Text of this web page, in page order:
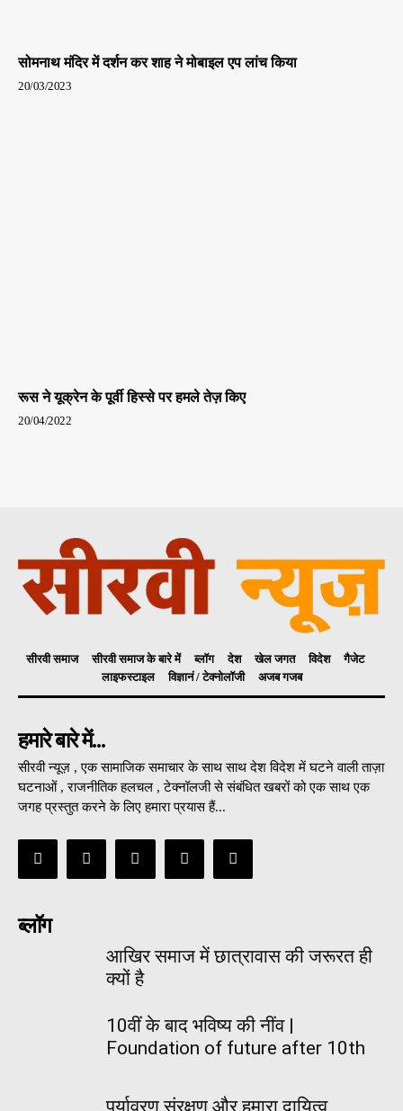
सोमनाथ मंदिर में दर्शन कर शाह ने मोबाइल एप लांच किया
20/03/2023
रूस ने यूक्रेन के पूर्वी हिस्से पर हमले तेज़ किए
20/04/2022
सीरवी समाज सीरवी समाज के बारे में ब्लॉग देश खेल जगत विदेश
गैजेट
लाइफस्टाइल
विज्ञानं / टेक्नोलॉजी अजब गजब
हमारे बारे में...
सीरवी न्यूज़ , एक सामाजिक समाचार के साथ साथ देश विदेश में घटने वाली ताज़ा
घटनाओं , राजनीतिक हलचल , टेक्नॉलजी से संबंधित खबरों को एक साथ एक
जगह प्रस्तुत करने के लिए हमारा प्रयास हैं...
ब्लॉग
आखिर समाज में छात्रावास की जरूरत ही
क्यों है
10वीं के बाद भविष्य की नींव |
Foundation of future after 10th
पर्यावरण संरक्षण और हमारा दायित्व